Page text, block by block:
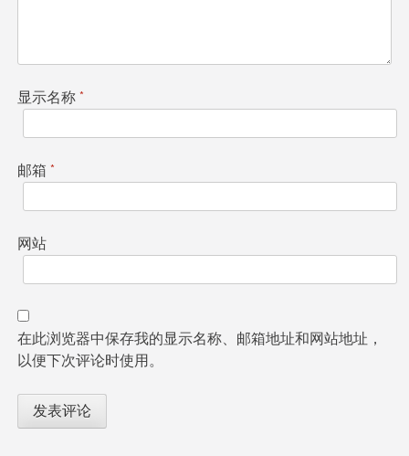
显示名称 *
邮箱 *
网站
在此浏览器中保存我的显示名称、邮箱地址和网站地址，
以便下次评论时使用。